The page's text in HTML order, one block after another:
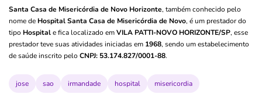
Santa Casa de Misericórdia de Novo Horizonte, também conhecido pelo
nome de Hospital Santa Casa de Misericórdia de Novo, é um prestador do
tipo Hospitale fica localizado emVILA PATTI-NOVO HORIZONTE/SP, esse
prestador teve suas atividades iniciadas em 1968, sendo um estabelecimento
de saúde inscrito pelo CNPJ: 53.174.827/0001-88.
jose sao irmandade hospital misericordia